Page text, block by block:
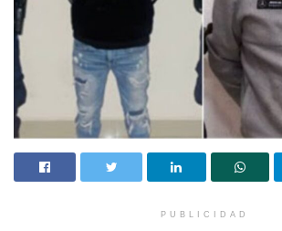
con gratitud y esperanza; gracias por su
a día, sé que lo hacen con gran convicción y
dijo a la par de ofrecerles el respaldo absoluto
gobierno.
Enfatizó que el camino hacia la paz no ha
Zacatecas, con la voluntad del pueblo, está
objetivo.
PUBLICIDAD